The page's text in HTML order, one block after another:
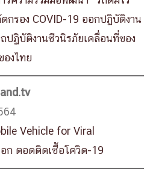
รอง COVID-19 ออกปฏิบัติงาน
ปฏิบัติงานชีวนิรภัยเคลื่อนที่ของ
งไทย
Vehicle for Viral
ก ตอดติดเชื้อโควิด-19